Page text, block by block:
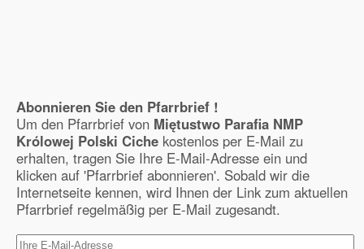
Abonnieren Sie den Pfarrbrief !
Um den Pfarrbrief von Miętustwo Parafia NMP
Królowej Polski Ciche kostenlos per E-Mail zu
erhalten, tragen Sie Ihre E-Mail-Adresse ein und
klicken auf 'Pfarrbrief abonnieren'. Sobald wir die
Internetseite kennen, wird Ihnen der Link zum aktuellen
Pfarrbrief regelmäßig per E-Mail zugesandt.